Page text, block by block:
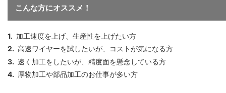
こんな方にオススメ！
1. 加工速度を上げ、生産性を上げたい方
2. 高速ワイヤーを試したいが、コストが気になる方
3. 速く加工をしたいが、精度面を懸念している方
4. 厚物加工や部品加工のお仕事が多い方